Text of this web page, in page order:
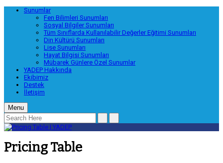
Sunumlar
Fen Bilimleri Sunumları
Sosyal Bilgiler Sunumları
Tüm Sınıflarda Kullanılabilir Değerler Eğitimi Sunumları
Din Kültürü Sunumları
Lise Sunumları
Hayat Bilgisi Sunumları
Mübarek Günlere Özel Sunumlar
YADEP Hakkında
Ekibimiz
Destek
İletişim
Menu
Pricing Table